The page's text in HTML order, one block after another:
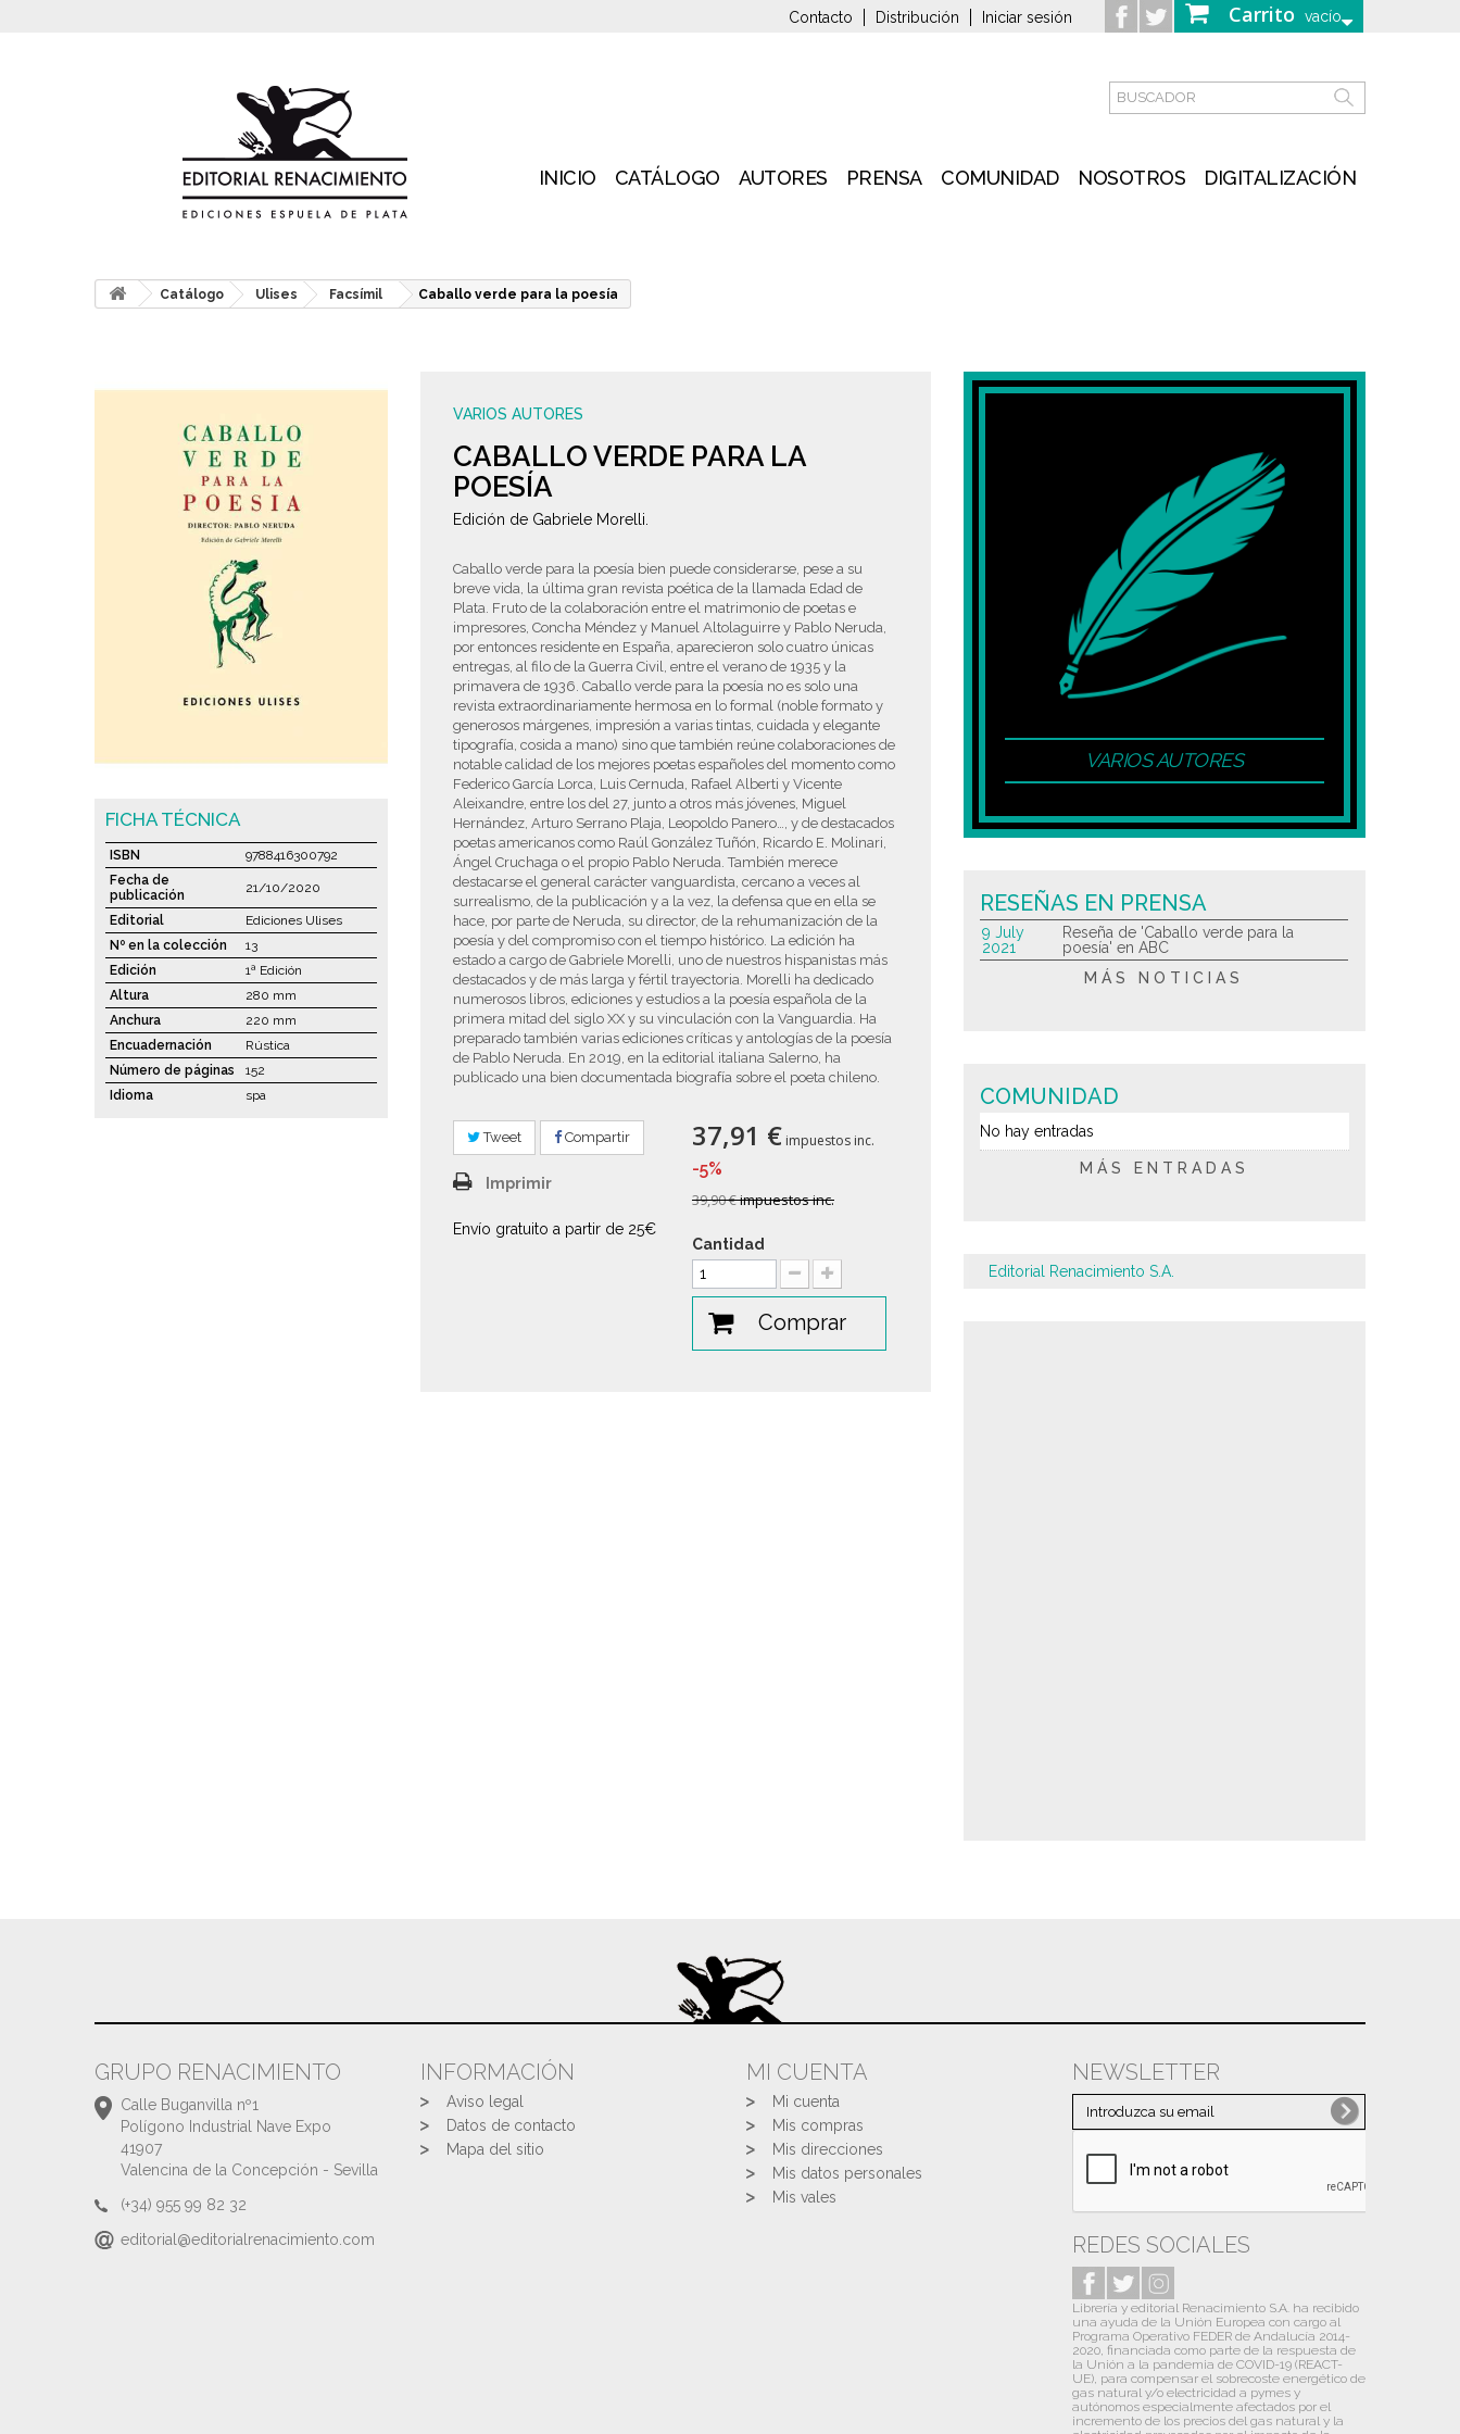
Carrito vacío
Contacto Distribución Iniciar sesión
INICIO CATÁLOGO AUTORES PRENSA COMUNIDAD NOSOTROS DIGITALIZACIÓN
Catálogo Ulises Facsímil Caballo verde para la poesía
VARIOS AUTORES
CABALLO VERDE PARA LA
POESÍA
Edición de Gabriele Morelli.
Caballo verde para la poesía bien puede considerarse, pese a su
breve vida, la última gran revista poética de la llamada Edad de
Plata. Fruto de la colaboración entre el matrimonio de poetas e
impresores, Concha Méndez y Manuel Altolaguirre y Pablo Neruda,
por entonces residente en España, aparecieron solo cuatro únicas
entregas, al filo de la Guerra Civil, entre el verano de 1935 y la
primavera de 1936. Caballo verde para la poesía no es solo una
revista extraordinariamente hermosa en lo formal (noble formato y
generosos márgenes, impresión a varias tintas, cuidada y elegante
tipografía, cosida a mano) sino que también reúne colaboraciones de
notable calidad de los mejores poetas españoles del momento como
Federico García Lorca, Luis Cernuda, Rafael Alberti y Vicente
Aleixandre, entre los del 27, junto a otros más jóvenes, Miguel
Hernández, Arturo Serrano Plaja, Leopoldo Panero…, y de destacados
poetas americanos como Raúl González Tuñón, Ricardo E. Molinari,
Ángel Cruchaga o el propio Pablo Neruda. También merece
destacarse el general carácter vanguardista, cercano a veces al
surrealismo, de la publicación y a la vez, la defensa que en ella se
hace, por parte de Neruda, su director, de la rehumanización de la
poesía y del compromiso con el tiempo histórico. La edición ha
estado a cargo de Gabriele Morelli, uno de nuestros hispanistas más
destacados y de más larga y fértil trayectoria. Morelli ha dedicado
numerosos libros, ediciones y estudios a la poesía española de la
primera mitad del siglo XX y su vinculación con la Vanguardia. Ha
preparado también varias ediciones críticas y antologías de la poesía
de Pablo Neruda. En 2019, en la editorial italiana Salerno, ha
publicado una bien documentada biografía sobre el poeta chileno.
Tweet Compartir
Imprimir
Envío gratuito a partir de 25€
37,91 € impuestos inc.
-5%
39,90 €impuestos inc.
Cantidad
Comprar
FICHA TÉCNICA
ISBN
9788416300792
Fecha de
publicación
21/10/2020
Editorial
Ediciones Ulises
Nº en la colección
13
Edición
1ª Edición
Altura
280 mm
Anchura
220 mm
Encuadernación
Rústica
Número de páginas
152
Idioma
spa
VARIOS AUTORES
RESEÑAS EN PRENSA
9 July
2021
Reseña de 'Caballo verde para la
poesía' en ABC
MÁS NOTICIAS
COMUNIDAD
No hay entradas
MÁS ENTRADAS
Editorial Renacimiento S.A.
GRUPO RENACIMIENTO
Calle Buganvilla nº1
Polígono Industrial Nave Expo
41907
Valencina de la Concepción - Sevilla
(+34) 955 99 82 32
editorial@editorialrenacimiento.com
INFORMACIÓN
Aviso legal
Datos de contacto
Mapa del sitio
MI CUENTA
Mi cuenta
Mis compras
Mis direcciones
Mis datos personales
Mis vales
NEWSLETTER
REDES SOCIALES
Librería y editorial Renacimiento S.A. ha recibido
una ayuda de la Unión Europea con cargo al
Programa Operativo FEDER de Andalucía 2014-
2020, financiada como parte de la respuesta de
la Unión a la pandemia de COVID-19 (REACT-
UE), para compensar el sobrecoste energético de
gas natural y/o electricidad a pymes y
autónomos especialmente afectados por el
incremento de los precios del gas natural y la